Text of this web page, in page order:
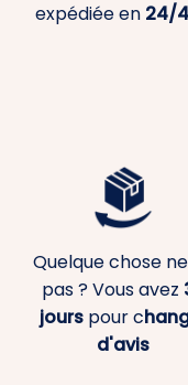
expédiée en 24/
Quelque chose
pas ? Vous avez
jourspour c
d'avis